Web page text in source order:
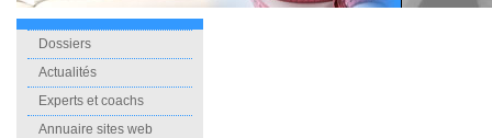
Dossiers
Actualités
Experts et coachs
Annuaire sites web